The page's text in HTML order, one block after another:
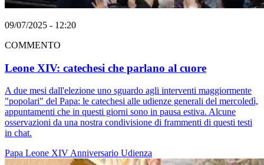
09/07/2025 - 12:20
COMMENTO
Leone XIV: catechesi che parlano al cuore
A due mesi dall'elezione uno sguardo agli interventi maggiormente
"popolari" del Papa: le catechesi alle udienze generali del mercoledì,
appuntamenti che in questi giorni sono in pausa estiva. Alcune
osservazioni da una nostra condivisione di frammenti di questi testi
in chat.
Papa Leone XIV Anniversario Udienza